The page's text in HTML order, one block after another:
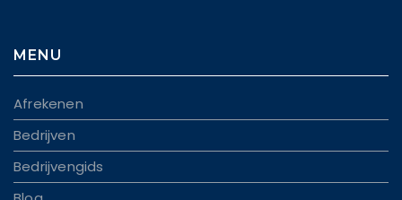
MENU
Afrekenen
Bedrijven
Bedrijvengids